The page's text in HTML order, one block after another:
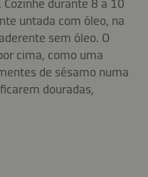
durante 8 a 10
untada com óleo, na
sem óleo. O
cima, como uma
de sésamo numa
douradas,